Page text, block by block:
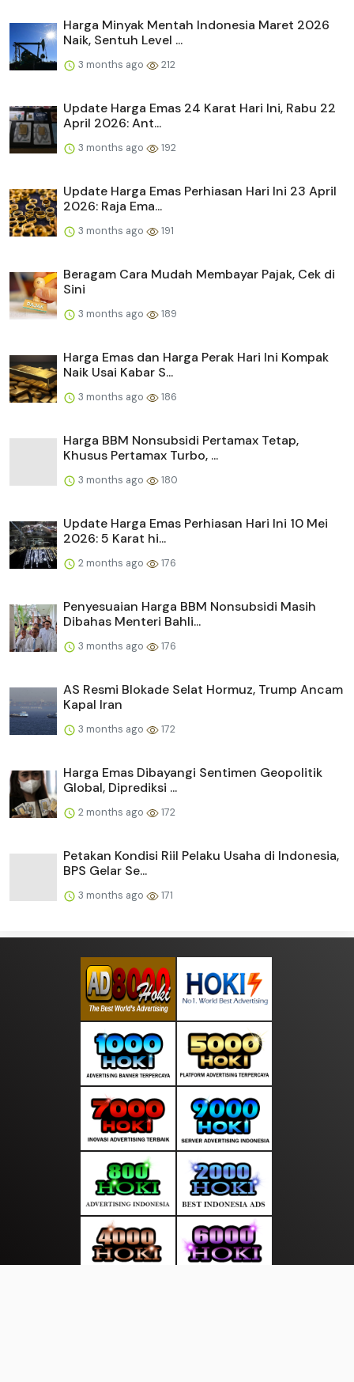
Harga Minyak Mentah Indonesia Maret 2026
Naik, Sentuh Level ...
3 months ago 212
Update Harga Emas 24 Karat Hari Ini, Rabu 22
April 2026: Ant...
3 months ago 192
Update Harga Emas Perhiasan Hari Ini 23 April
2026: Raja Ema...
3 months ago 191
Beragam Cara Mudah Membayar Pajak, Cek di
Sini
3 months ago 189
Harga Emas dan Harga Perak Hari Ini Kompak
Naik Usai Kabar S...
3 months ago 186
Harga BBM Nonsubsidi Pertamax Tetap,
Khusus Pertamax Turbo, ...
3 months ago 180
Update Harga Emas Perhiasan Hari Ini 10 Mei
2026: 5 Karat hi...
2 months ago 176
Penyesuaian Harga BBM Nonsubsidi Masih
Dibahas Menteri Bahli...
3 months ago 176
AS Resmi Blokade Selat Hormuz, Trump Ancam
Kapal Iran
3 months ago 172
Harga Emas Dibayangi Sentimen Geopolitik
Global, Diprediksi ...
2 months ago 172
Petakan Kondisi Riil Pelaku Usaha di Indonesia,
BPS Gelar Se...
3 months ago 171